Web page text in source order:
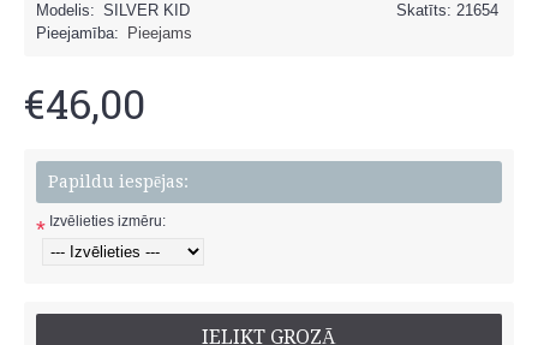
Skatīts: 21654
Modelis: SILVER KID
Pieejamība:
Pieejams
€46,00
Papildu iespējas:
* Izvēlieties izmēru:
IELIKT GROZĀ